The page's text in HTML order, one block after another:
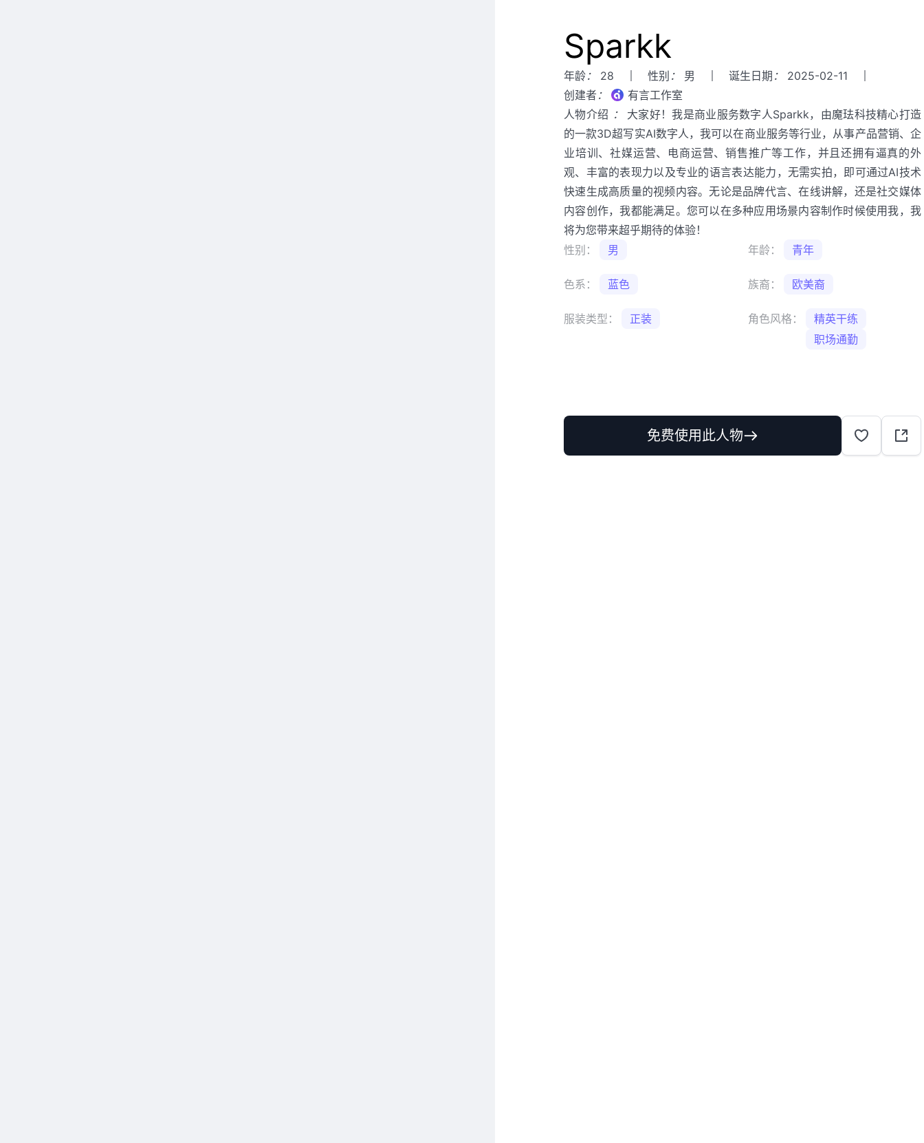
Sparkk
年龄： 28 性别 ： 男 诞生日期 ：
2025-02-11
创建者：
有言工作室
人物介绍 ：
大家好！我是商业服务数字人Sparkk，由魔珐科技精心打造
的一款3D超写实AI数字人，我可以在商业服务等行业，从事产品营销、企
业培训、社媒运营、电商运营、销售推广等工作，并且还拥有逼真的外
观、丰富的表现力以及专业的语言表达能力，无需实拍，即可通过AI技术
快速生成高质量的视频内容。无论是品牌代言、在线讲解，还是社交媒体
内容创作，我都能满足。您可以在多种应用场景内容制作时候使用我，我
将为您带来超乎期待的体验！
性别：
男 年龄： 青年
色系： 蓝色 族裔： 欧美裔
服装类型： 正装 角色风格：
精英干练
职场通勤
免费使用此人物